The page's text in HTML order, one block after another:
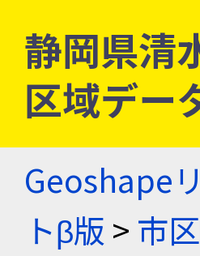
静岡県清
区域デー
Geoshape
トβ版 > 市